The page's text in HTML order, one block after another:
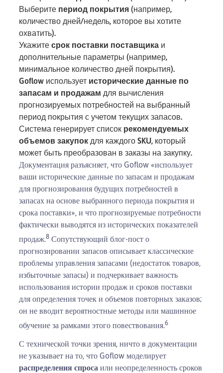
Выберите период покрытия (например,
количество дней/недель, которое вы хотите
охватить).
Укажите срок поставки поставщика и
дополнительные параметры (например,
минимальное количество дней покрытия).
Goflow использует исторические данные по
запасам и продажам для вычисления
прогнозируемых потребностей на выбранный
период покрытия с учетом текущих запасов.
Система генерирует список рекомендуемых
объемов закупок для каждого SKU, который
может быть преобразован в заказы на закупку.
Документация разъясняет, что Goflow «использует
ваши исторические данные по запасам и продажам
для прогнозирования будущих потребностей в
запасах на основе выбранного периода покрытия и
срока поставки», и что прогнозируемые потребности
фактически выводятся из исторических показателей
продаж.8 Сопутствующий блог-пост о
прогнозировании запасов описывает классические
проблемы управления запасами (недостаток товаров,
избыточные запасы) и подчеркивает важность
использования истории продаж и сроков поставки
для определения точек и объемов повторных заказов;
он не вводит вероятностные методы или машинное
обучение за рамками этого повествования.6
С технической точки зрения, ничто в документации
не указывает на то, что Goflow моделирует
распределения спроса или неопределенность сроков